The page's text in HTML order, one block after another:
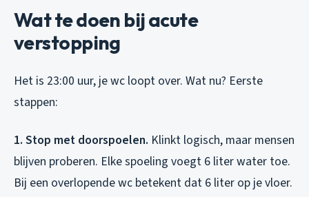
Wat te doen bij acute
verstopping
Het is 23:00 uur, je wc loopt over. Wat nu? Eerste
stappen:
1. Stop met doorspoelen. Klinkt logisch, maar mensen
blijven proberen. Elke spoeling voegt 6 liter water toe.
Bij een overlopende wc betekent dat 6 liter op je vloer.